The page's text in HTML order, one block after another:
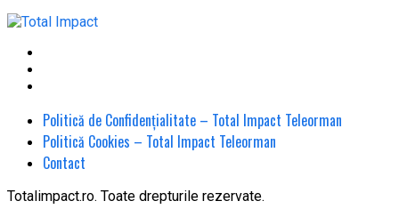
Politică de Confidențialitate – Total Impact Teleorman
Politică Cookies – Total Impact Teleorman
Contact
Totalimpact.ro. Toate drepturile rezervate.